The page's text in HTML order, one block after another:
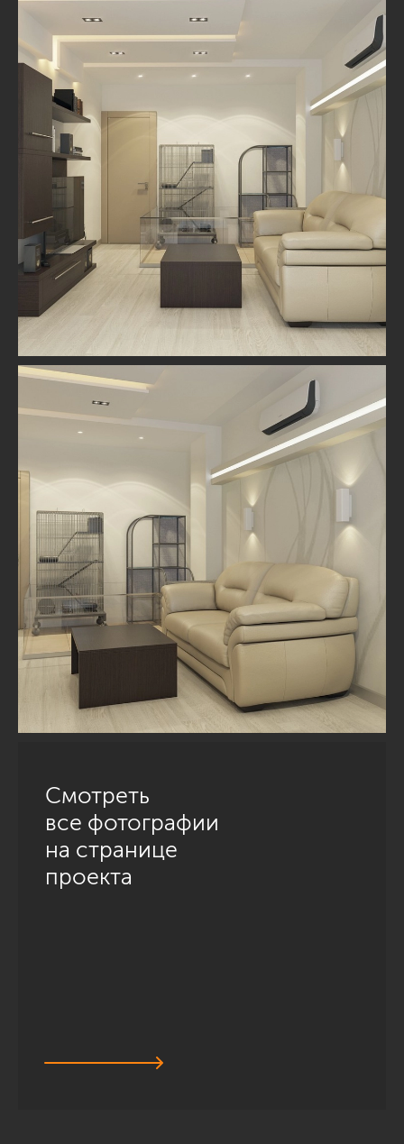
Смотреть
все фотографии
на странице
проекта